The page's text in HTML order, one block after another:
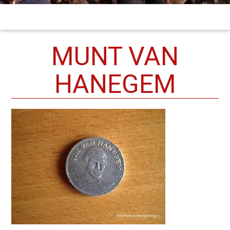
MUNT VAN
HANEGEM